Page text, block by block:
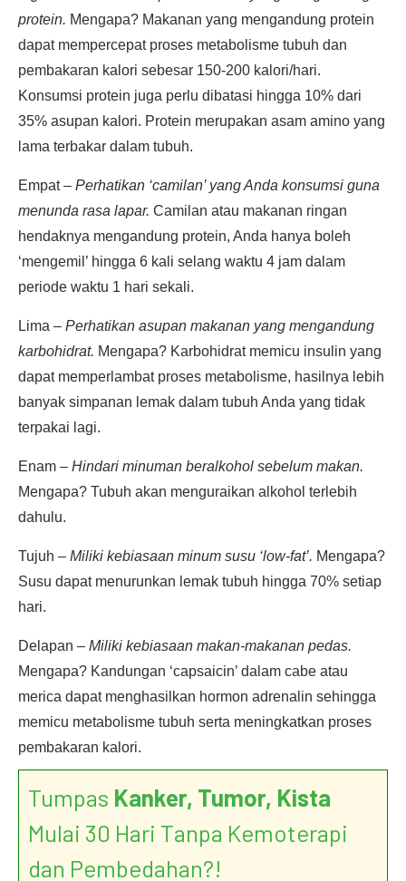
protein. Mengapa? Makanan yang mengandung protein
dapat mempercepat proses metabolisme tubuh dan
pembakaran kalori sebesar 150-200 kalori/hari.
Konsumsi protein juga perlu dibatasi hingga 10% dari
35% asupan kalori. Protein merupakan asam amino yang
lama terbakar dalam tubuh.
Empat – Perhatikan ‘camilan’ yang Anda konsumsi guna
menunda rasa lapar. Camilan atau makanan ringan
hendaknya mengandung protein, Anda hanya boleh
‘mengemil’ hingga 6 kali selang waktu 4 jam dalam
periode waktu 1 hari sekali.
Lima – Perhatikan asupan makanan yang mengandung
karbohidrat. Mengapa? Karbohidrat memicu insulin yang
dapat memperlambat proses metabolisme, hasilnya lebih
banyak simpanan lemak dalam tubuh Anda yang tidak
terpakai lagi.
Enam – Hindari minuman beralkohol sebelum makan.
Mengapa? Tubuh akan menguraikan alkohol terlebih
dahulu.
Tujuh – Miliki kebiasaan minum susu ‘low-fat’. Mengapa?
Susu dapat menurunkan lemak tubuh hingga 70% setiap
hari.
Delapan – Miliki kebiasaan makan-makanan pedas.
Mengapa? Kandungan ‘capsaicin’ dalam cabe atau
merica dapat menghasilkan hormon adrenalin sehingga
memicu metabolisme tubuh serta meningkatkan proses
pembakaran kalori.
Tumpas Kanker, Tumor, Kista
Mulai 30 Hari Tanpa Kemoterapi
dan Pembedahan?!